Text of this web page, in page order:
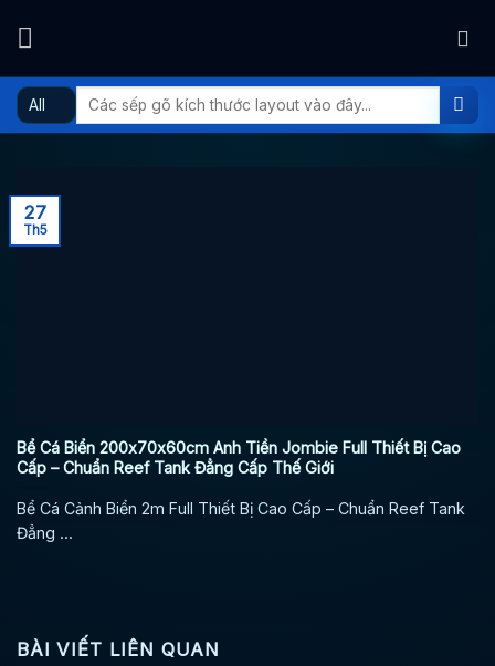
content
Tìm
kiếm:
Bể Cá Biển 200x70x60cm Anh Tiền Jombie Full Thiết Bị Cao
Cấp – Chuẩn Reef Tank Đẳng Cấp Thế Giới
Bể Cá Cảnh Biển 2m Full Thiết Bị Cao Cấp – Chuẩn Reef Tank
Đẳng ...
27
Th5
BÀI VIẾT LIÊN QUAN